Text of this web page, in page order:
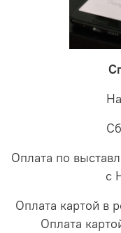
Оплата по
с
Оплата картой в
Оплата